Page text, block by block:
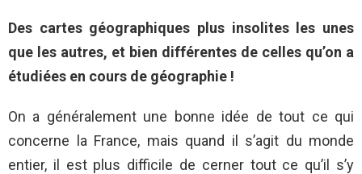
Des cartes géographiques plus insolites les unes
que les autres, et bien différentes de celles qu’on a
étudiées en cours de géographie !
On a généralement une bonne idée de tout ce qui
concerne la France, mais quand il s’agit du monde
entier, il est plus difficile de cerner tout ce qu’il s’y